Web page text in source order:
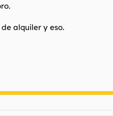
alquiler y eso.